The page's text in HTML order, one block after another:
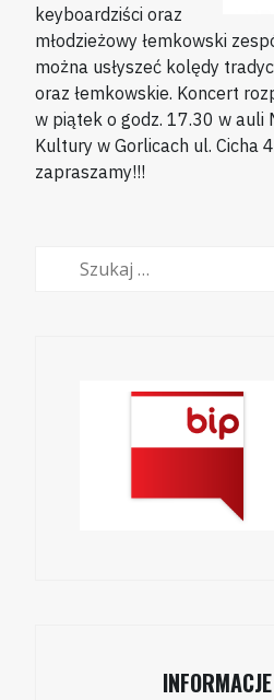
keyboardziści oraz
młodzieżowy łemkowski
można usłyszeć kolędy
oraz łemkowskie. Koncert
w piątek o godz. 17.30 w auli
Kultury w Gorlicach ul. Cicha
zapraszamy!!!